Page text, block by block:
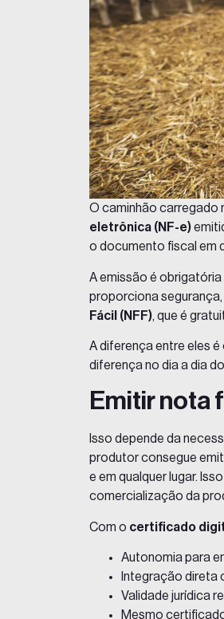
O caminhão carregado
eletrônica (NF-e)
o documento fiscal em
A emissão é
proporciona
Fácil (NFF), que é
A diferença entre eles
diferença no dia a dia
Emitir nota
Isso depende da
produtor consegue
e em qualquer lugar.
comercialização da
Com o certificado
Autonomia para
Integração direta
Validade jurídica
Mesmo